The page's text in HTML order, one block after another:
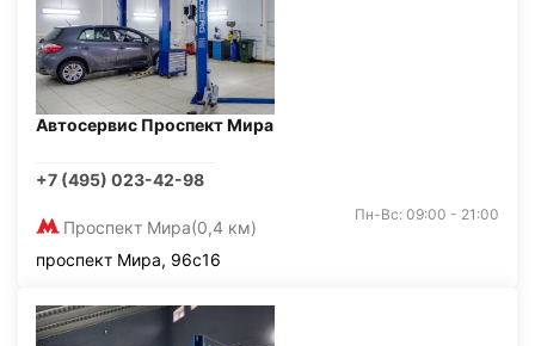
Автосервис Проспект Мира
+7 (495) 023-42-98
Проспект Мира(0,4 км)
Пн-Вс: 09:00 - 21:00
проспект Мира, 96с16